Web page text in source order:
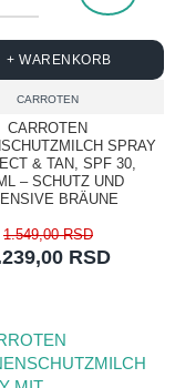
CARROTEN
CARROTEN
SPRAY
& TAN, SPF 30,
– SCHUTZ UND
BRÄUNE
RSD
1.549,00 RSD
+ WARENKORB